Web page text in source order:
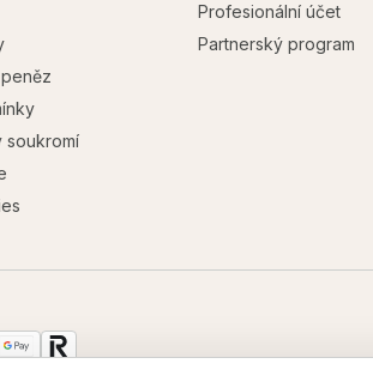
soukromí
Profesionální účet
Partnerský program